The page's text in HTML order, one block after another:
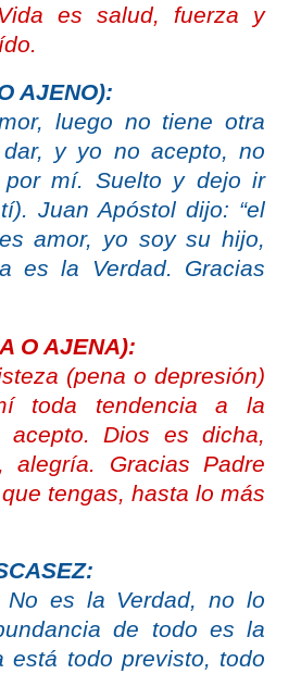
es salud, fuerza y
AJENO):
luego no tiene otra
y yo no acepto, no
por mí. Suelto y dejo ir
Juan Apóstol dijo: “el
amor, yo soy su hijo,
es la Verdad. Gracias
O AJENA):
(pena o depresión)
toda tendencia a la
Dios es dicha,
Gracias Padre
tengas, hasta lo más
No es la Verdad, no lo
de todo es la
está todo previsto, todo